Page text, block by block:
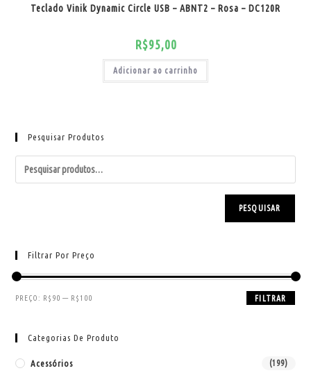
Teclado Vinik Dynamic Circle USB – ABNT2 – Rosa – DC120R
R$95,00
Adicionar ao carrinho
Pesquisar Produtos
PESQUISAR
Filtrar Por Preço
FILTRAR
PREÇO: R$90 — R$100
Categorias De Produto
Acessórios (199)